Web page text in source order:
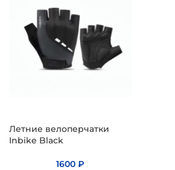
Летние велоперчатки
Inbike Black
1600₽